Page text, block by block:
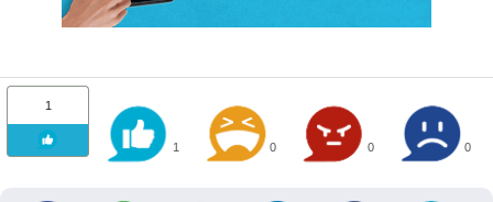
1
1 0 0 0